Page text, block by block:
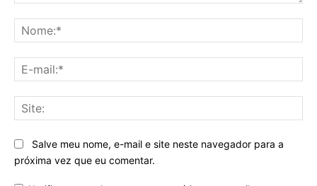
Salve meu nome, e-mail e site neste navegador para a
próxima vez que eu comentar.